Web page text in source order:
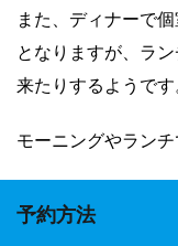
また、ディナーで
となりますが、ラ
来たりするようです
モーニングやラン
予約方法